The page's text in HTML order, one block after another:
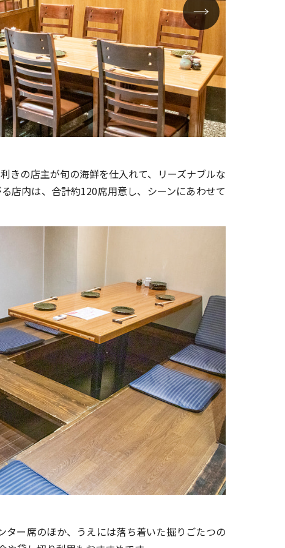
きの店主が旬の海鮮を仕入れて、リーズナブルな
店内は、合計約120席用意し、シーンにあわせて
ー席のほか、うえには落ち着いた掘りごたつの